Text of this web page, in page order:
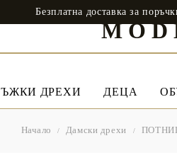
Безплатна доставка за
ДРЕХИ ДЕЦА
Начало Дамски дрехи